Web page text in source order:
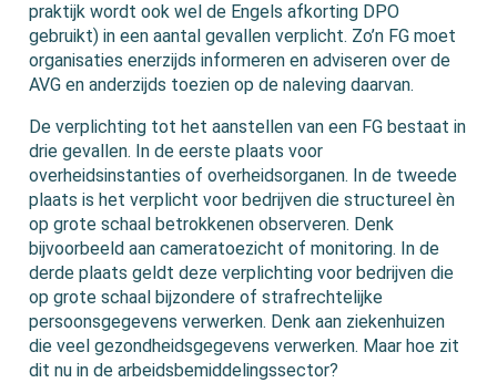
praktijk wordt ook wel de Engels afkorting DPO
gebruikt) in een aantal gevallen verplicht. Zo’n FG moet
organisaties enerzijds informeren en adviseren over de
AVG en anderzijds toezien op de naleving daarvan.
De verplichting tot het aanstellen van een FG bestaat in
drie gevallen. In de eerste plaats voor
overheidsinstanties of overheidsorganen. In de tweede
plaats is het verplicht voor bedrijven die structureel èn
op grote schaal betrokkenen observeren. Denk
bijvoorbeeld aan cameratoezicht of monitoring. In de
derde plaats geldt deze verplichting voor bedrijven die
op grote schaal bijzondere of strafrechtelijke
persoonsgegevens verwerken. Denk aan ziekenhuizen
die veel gezondheidsgegevens verwerken. Maar hoe zit
dit nu in de arbeidsbemiddelingssector?